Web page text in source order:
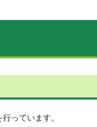
っています。